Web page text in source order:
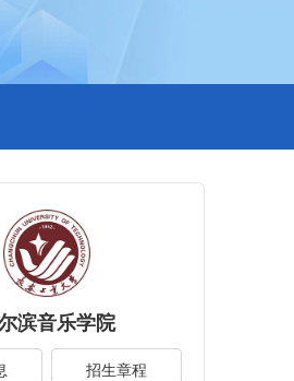
滨音乐学院
招生章程